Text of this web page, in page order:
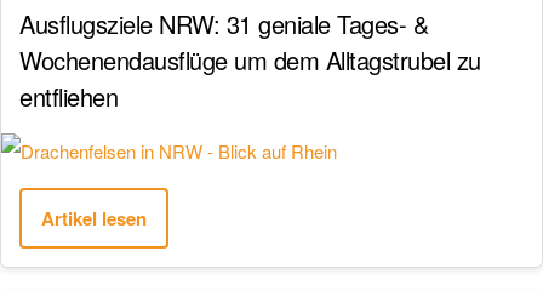
Ausflugsziele NRW: 31 geniale Tages- &
Wochenendausflüge um dem Alltagstrubel zu
entfliehen
Artikel lesen